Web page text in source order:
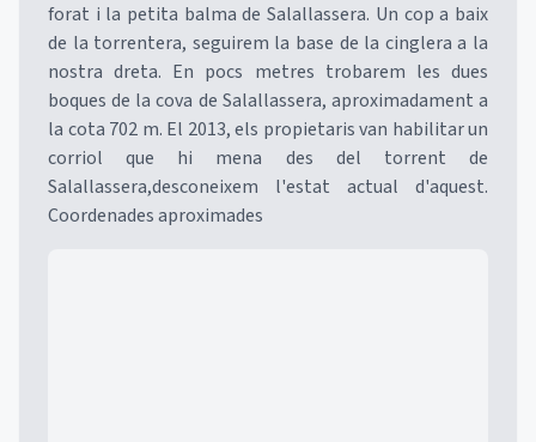
forat i la petita balma de Salallassera. Un cop a baix
de la torrentera, seguirem la base de la cinglera a la
nostra dreta. En pocs metres trobarem les dues
boques de la cova de Salallassera, aproximadament a
la cota 702 m. El 2013, els propietaris van habilitar un
corriol que hi mena des del torrent de
Salallassera,desconeixem l'estat actual d'aquest.
Coordenades aproximades